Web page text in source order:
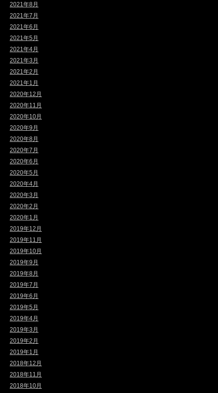
2021年8月
2021年7月
2021年6月
2021年5月
2021年4月
2021年3月
2021年2月
2021年1月
2020年12月
2020年11月
2020年10月
2020年9月
2020年8月
2020年7月
2020年6月
2020年5月
2020年4月
2020年3月
2020年2月
2020年1月
2019年12月
2019年11月
2019年10月
2019年9月
2019年8月
2019年7月
2019年6月
2019年5月
2019年4月
2019年3月
2019年2月
2019年1月
2018年12月
2018年11月
2018年10月